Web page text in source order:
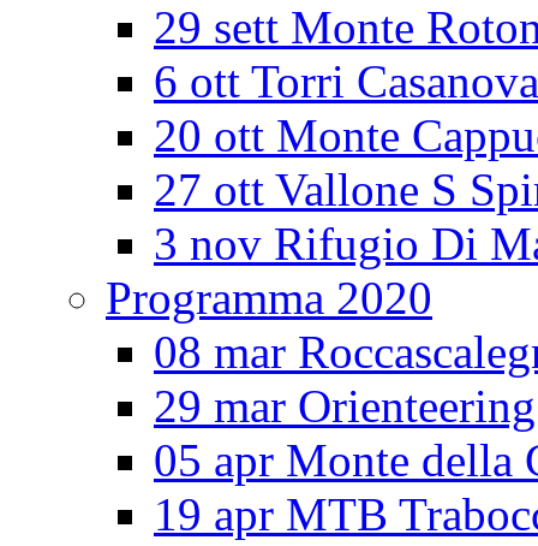
29 sett Monte
6 ott Torri Casanova
20 ott Monte
27 ott Vallone S
3 nov Rifugio Di
Programma 2020
08 mar
29 mar Orienteering
05 apr Monte della
19 apr MTB